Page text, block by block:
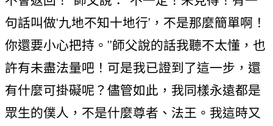
句話叫做‘九地不知十地行’，不是那麼簡單啊！
你還要小心把持。”師父說的話我聽不太懂，也
許有未盡法量吧！可是我已證到了這一步，還
有什麼可掛礙呢？儘管如此，我同樣永遠都是
眾生的僕人，不是什麼尊者、法王。我這時又